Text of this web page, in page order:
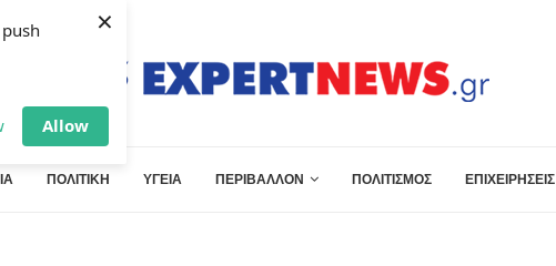
Allow
×
ΠΟΛΙΤΙΚΗ ΥΓΕΙΑ ΠΕΡΙΒΑΛΛΟΝ ΠΟΛΙΤΙΣΜΟΣ ΕΠΙΧΕΙΡΗΣΕΙΣ